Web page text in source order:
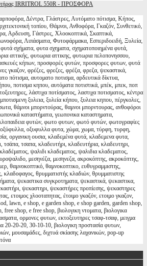
IRRITROL 550R - ΠΡΟΣΦΟΡΑ
Δέντρα, Γλάστρες, Αυτόματο πότισμα, Κήπος,
τοπίου, Θάμνοι, Ανθοφόρα, Γκαζόν, Συνθετικό,
Αρδευση, Γάστρες, Χλοοκοπτικά, Σκαπτικά,
Λιπάσματα, Φυτοφάρμακα, Εσπεριδοειδή, Ξυλεία,
φυτά σχήματα, φυτα σχηματα, σχηματοποιημένα φυτά,
αττικής, φυτωρια αττικης, φυτωρια πελοπονησσου,
κήπων, προσφορές φυτών, προσφορες φυτων, φυτά
γκαζον, φρέζες, φρεζες, φρέζα, φρεζα, ψεκαστικά,
πότισμα, αυτοματο ποτισμα, αρδευτικά δίκτυα,
ποτισμα κηπου, αυτόματα ποτιστικά, μπέκ, μπεκ, ποπ
λάστιχα ποτίσματος, λαστιχα ποτισματος, κέντρα
ξυλεια, ξυλεία κήπου, ξυλεια κηπου, πέργκολες,
θάμνοι μπορντούρας, θαμνοι μπορντουρας, ανθοφόροι
καταστήματα, γεωπονικα καταστηματα,
φυτών, φωτο φυτων, φωτό φυτών, φωτογραφίες
οξυφυλλα φυτα, χώμα, χωμα, τύρφη, τυρφη,
οργανικη ουσια, κλαδεμένα φυτά, κλαδεμενα φυτα,
τσάπα, τσαπα, κλαδευτήρι, κλαδευτήρια, κλαδευτηρι,
ψαλιδι κλαδεματος, ψαλιδια κλαδεματος,
μεσηνέζα, μεσηνεζα, ακροκόπτης, ακροκόπτης,
θαμνοκοπτικό, θαμνοκοπτικο, ευθυγραμμιστης,
κλαδοφαγος, θρυμματιστής κλαδιών, θρυμματιστης
ψεκαστικα συγκροτηματα, ψεκαστικά, ψεκαστικα,
ψεκαστηρι, ψεκαστήρες προπίεσης, ψεκαστηρες
ετοιμος χλοοταπητας, έτοιμο γκαζόν, ετοιμο γκαζον,
lawn, e shop, e garden shop, e shop garden, garden shop,
shop, e free shop, βιολογικη ντοματα, βιολογικα
ορμονες φυτων, εκτοξευτηρες τσαφ-τσαφ, μειγμα
20-20-20, 30-10-10, βιολογικη προστασία φυτων,
μουσαμάδες, διχτυά σκίασης λαχανικών, pop-up